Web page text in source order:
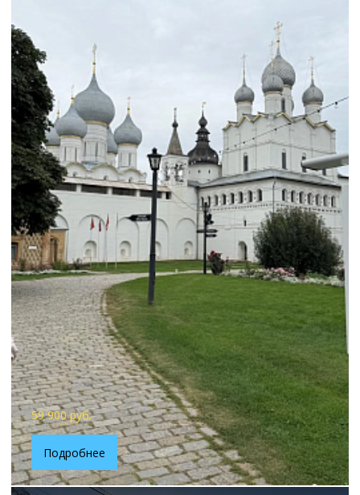
59 900 руб.
Подробнее